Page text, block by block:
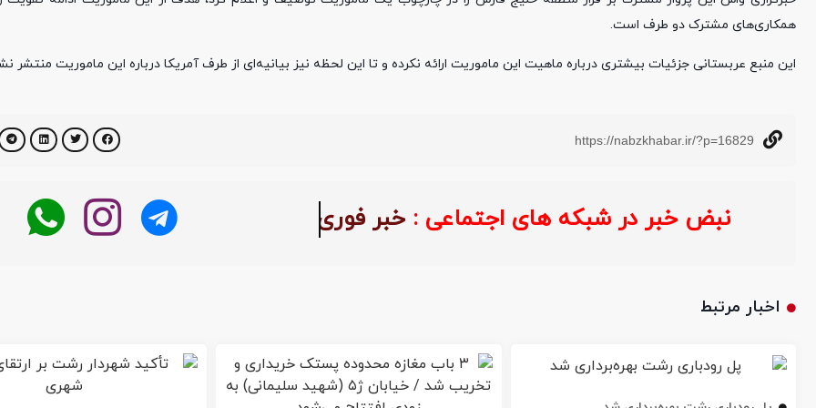
همکاری‌های مشترک دو طرف است.
این منبع عربستانی جزئیات بیشتری درباره ماهیت این ماموریت ارائه نکرده و تا این لحظه نیز بیانیه‌ای از طرف آمریکا درباره این ماموریت منتشر
https://nabzkhabar.ir/?p=16829
نبض خبر در شبکه های اجتماعی : خبر فوری
اخبار مرتبط